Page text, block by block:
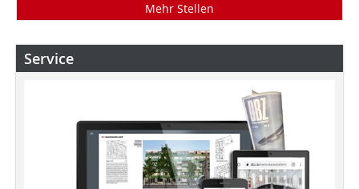
Mehr Stellen
Service